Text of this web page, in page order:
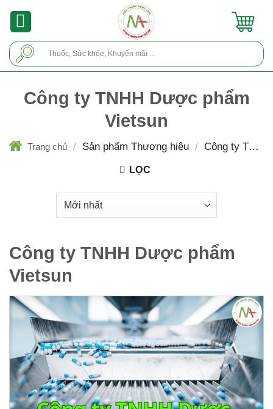
Công ty TNHH Dược phẩm
Vietsun
Trang chủ / Sản phẩm Thương hiệu / Công ty TNHH
LỌC
Công ty TNHH Dược phẩm
Vietsun